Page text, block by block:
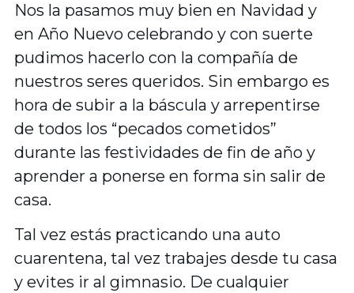
Nos la pasamos muy bien en Navidad y
en Año Nuevo celebrando y con suerte
pudimos hacerlo con la compañía de
nuestros seres queridos. Sin embargo es
hora de subir a la báscula y arrepentirse
de todos los “pecados cometidos”
durante las festividades de fin de año y
aprender a ponerse en forma sin salir de
casa.
Tal vez estás practicando una auto
cuarentena, tal vez trabajes desde tu casa
y evites ir al gimnasio. De cualquier